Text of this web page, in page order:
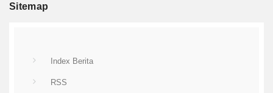
Sitemap
Index Berita
RSS